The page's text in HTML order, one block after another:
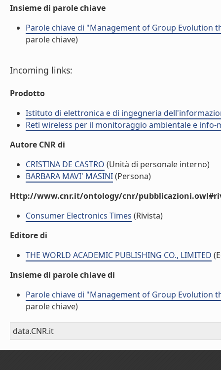
Insieme di parole chiave
Parole chiave di "Management of Group Evolution
parole chiave)
Incoming links:
Prodotto
Istituto di elettronica e di ingegneria
Reti wireless per il monitoraggio ambientale e info-
Autore CNR di
CRISTINA DE CASTRO (Unità di personale interno)
BARBARA MAVI' MASINI(Persona)
Http://www.cnr.it/ontology/cnr/
Consumer Electronics Times (Rivista)
Editore di
THE WORLD ACADEMIC PUBLISHING CO., LIMITED
Insieme di parole chiave di
Parole chiave di "Management of Group Evolution
parole chiave)
data.CNR.it